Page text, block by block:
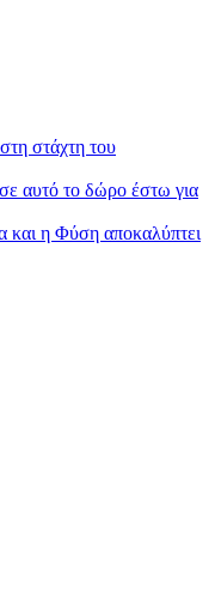
στάχτη του
αυτό το δώρο έστω για
και η Φύση αποκαλύπτει